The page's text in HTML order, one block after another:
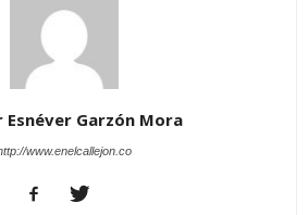
Esnéver Garzón Mora
www.enelcallejon.co